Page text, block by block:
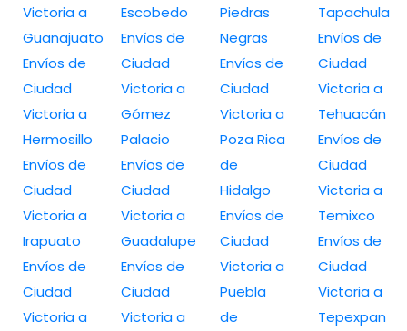
Victoria a
Guanajuato
Envíos de
Ciudad
Victoria a
Hermosillo
Envíos de
Ciudad
Victoria a
Irapuato
Envíos de
Ciudad
Victoria a
Escobedo
Envíos de
Ciudad
Victoria a
Gómez
Palacio
Envíos de
Ciudad
Victoria a
Guadalupe
Envíos de
Ciudad
Victoria a
Piedras
Negras
Envíos de
Ciudad
Victoria a
Poza Rica
de
Hidalgo
Envíos de
Ciudad
Victoria a
Puebla
de
Tapachula
Envíos de
Ciudad
Victoria a
Tehuacán
Envíos de
Ciudad
Victoria a
Temixco
Envíos de
Ciudad
Victoria a
Tepexpan